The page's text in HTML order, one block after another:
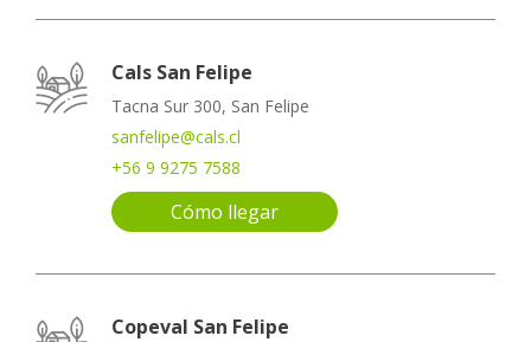
Cals San Felipe
Tacna Sur 300, San Felipe
sanfelipe@cals.cl
+56 9 9275 7588
Cómo llegar
Copeval San Felipe